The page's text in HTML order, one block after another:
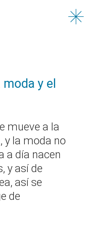
y el
mueve a la
y la moda no
a día nacen
y así de
así se
de